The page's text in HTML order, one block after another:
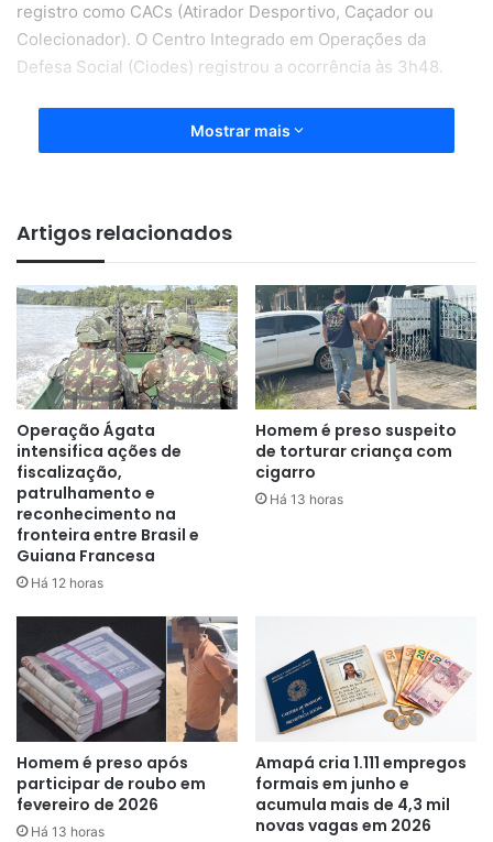
registro como CACs (Atirador Desportivo, Caçador ou
Colecionador). O Centro Integrado em Operações da
Defesa Social (Ciodes) registrou a ocorrência às 3h48.
Segundo a ocorrência, foram levadas quatro pistolas,
sendo duas calibre 9mm, uma .40 e outra 380, além de
uma espingarda calibre 12, dois rifles calibre 22 e uma
carabina .40. Todas as armas são de fabricação da Taurus,
exceto uma pistola, que é fabricada pela Glock. A ação dos
bandidos foi gravada por câmeras de circuito interno do
imóvel, localizado boi bairro Pedrinhas.
Mostrar mais
Artigos relacionados
Operação Ágata
intensifica ações de
fiscalização,
patrulhamento e
reconhecimento na
fronteira entre Brasil e
Guiana Francesa
Há 12 horas
Homem é preso suspeito
de torturar criança com
cigarro
Há 13 horas
Homem é preso após
participar de roubo em
fevereiro de 2026
Há 13 horas
Amapá cria 1.111 empregos
formais em junho e
acumula mais de 4,3 mil
novas vagas em 2026